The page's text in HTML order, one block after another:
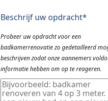
Beschrijf uw opdracht*
Probeer uw opdracht voor een
badkamerrenovatie zo gedetailleerd
beschrijven zodat onze aannemers
informatie hebben om op te reageren.